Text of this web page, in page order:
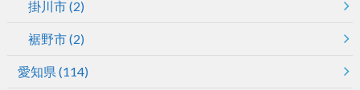
掛川市(2)
裾野市(2)
愛知県 (114)